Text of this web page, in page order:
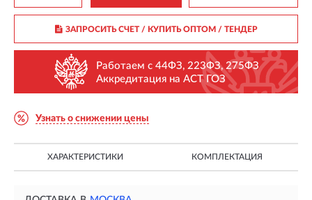
ЗАПРОСИТЬ СЧЕТ / КУПИТЬ ОПТОМ/ ТЕНДЕР
Работаем с 44ФЗ, 223ФЗ, 275ФЗ
Аккредитация на АСТ ГОЗ
Узнать о снижении цены
ХАРАКТЕРИСТИКИ КОМПЛЕКТАЦИЯ